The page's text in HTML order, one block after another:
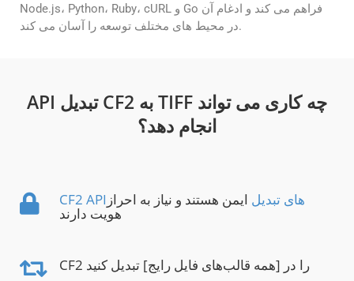
Node.js، Python، Ruby، cURL و Go فراهم می کند و ادغام آن
در محیط های مختلف توسعه را آسان می کند.
API تبدیل CF2 به TIFF چه کاری می تواند
انجام دهد؟
CF2 APIهای تبدیل ایمن هستند و نیاز به احراز
هویت دارند
CF2 را در [همه قالب‌های فایل رایج] تبدیل کنید